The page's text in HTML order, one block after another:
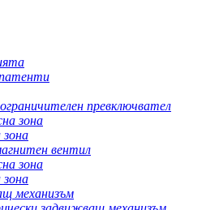
превключвател
зона
вентил
зона
механизъм